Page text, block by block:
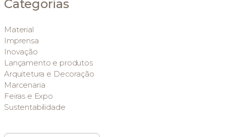
Categorias
Material
Imprensa
Inovação
Lançamento e produtos
Arquitetura e Decoração
Marcenaria
Feiras e Expo
Sustentabilidade